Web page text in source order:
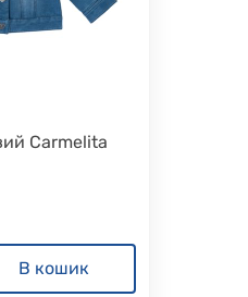
Carmelita
В кошик